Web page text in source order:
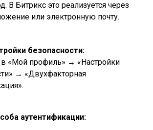
В Битрикс это реализуется через
или электронную почту.
безопасности:
«Мой профиль» → «Настройки
→ «Двухфакторная
аутентификации: